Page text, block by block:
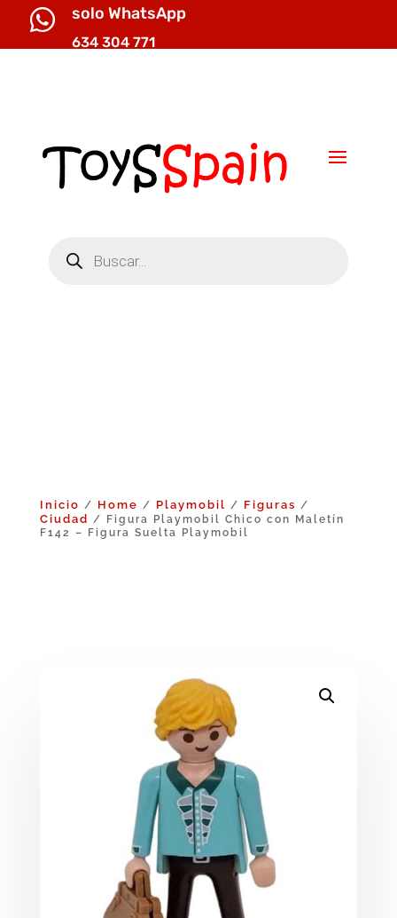
 solo WhatsApp
634 304 771
productos
Inicio / Home / Playmobil / Figuras /
Ciudad / Figura Playmobil Chico con Maletín
F142 – Figura Suelta Playmobil